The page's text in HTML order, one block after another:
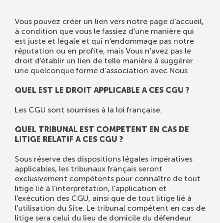
Vous pouvez créer un lien vers notre page d'accueil,
à condition que vous le fassiez d'une manière qui
est juste et légale et qui n'endommage pas notre
réputation ou en profite, mais Vous n'avez pas le
droit d'établir un lien de telle manière à suggérer
une quelconque forme d'association avec Nous.
QUEL EST LE DROIT APPLICABLE A CES CGU ?
Les CGU sont soumises à la loi française.
QUEL TRIBUNAL EST COMPETENT EN CAS DE
LITIGE RELATIF A CES CGU ?
Sous réserve des dispositions légales impératives
applicables, les tribunaux français seront
exclusivement compétents pour connaître de tout
litige lié à l'interprétation, l'application et
l'exécution des CGU, ainsi que de tout litige lié à
l'utilisation du Site. Le tribunal compétent en cas de
litige sera celui du lieu de domicile du défendeur.